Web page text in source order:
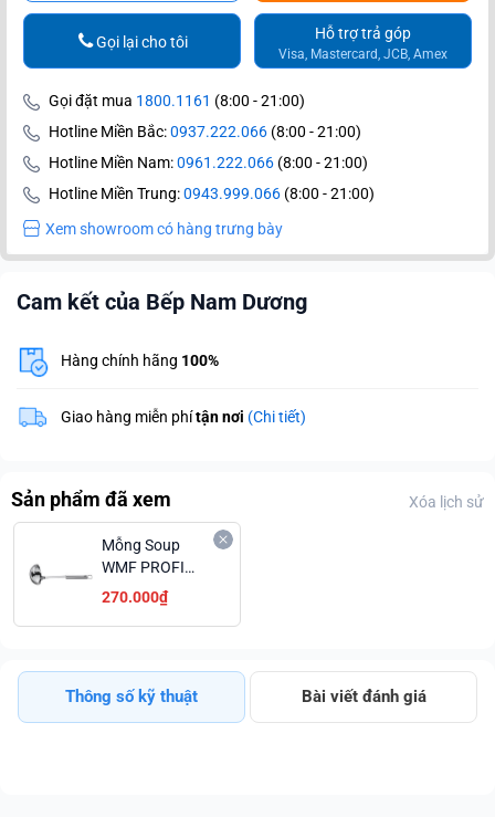
Hỗ trợ trả góp
Visa, Mastercard, JCB, Amex
Gọi lại cho tôi
Gọi đặt mua 1800.1161 (8:00 - 21:00)
Hotline Miền Bắc:0937.222.066 (8:00 - 21:00)
Hotline Miền Nam:0961.222.066 (8:00 - 21:00)
Hotline Miền Trung:0943.999.066 (8:00 - 21:00)
Xem showroom có hàng trưng bày
Cam kết của Bếp Nam Dương
Hàng chính hãng 100%
Giao hàng miễn phítận nơi (Chi tiết)
Sản phẩm đã xem Xóa lịch sử
Mỗng Soup
WMF PROFI
PLUS 30cm -
1871016030
270.000₫
Thông số kỹ thuật Bài viết đánh giá